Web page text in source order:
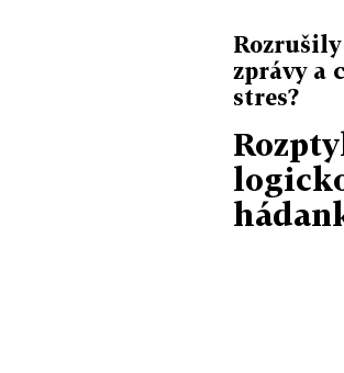
Rozrušily
zprávy a
stres?